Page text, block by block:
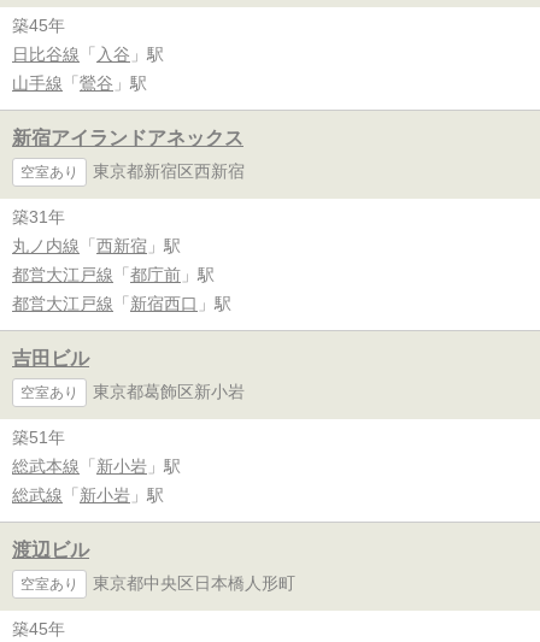
築45年
日比谷線 「 入谷 」駅
山手線 「 鶯谷 」駅
新宿アイランドアネックス
空室あり 東京都新宿区西新宿
築31年
丸ノ内線 「 西新宿 」駅
都営大江戸線 「 都庁前 」駅
都営大江戸線 「 新宿西口 」駅
吉田ビル
空室あり 東京都葛飾区新小岩
築51年
総武本線 「 新小岩 」駅
総武線 「 新小岩 」駅
渡辺ビル
空室あり 東京都中央区日本橋人形町
築45年